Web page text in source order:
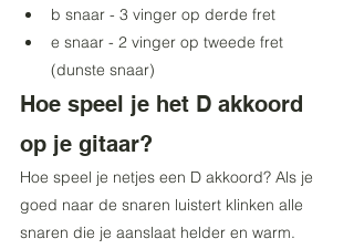
b snaar - 3 vinger op derde fret
e snaar - 2 vinger op tweede fret
(dunste snaar)
Hoe speel je het D akkoord
op je gitaar?
Hoe speel je netjes een D akkoord? Als je
goed naar de snaren luistert klinken alle
snaren die je aanslaat helder en warm.